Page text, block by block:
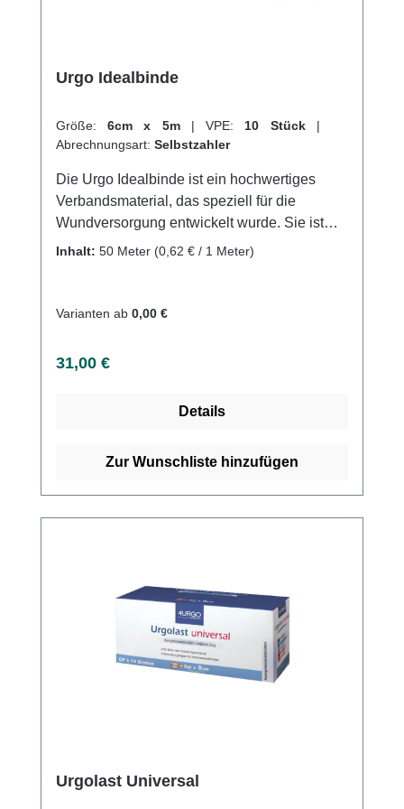
Urgo Idealbinde
Größe: 6cm x 5m | VPE: 10 Stück |
Abrechnungsart: Selbstzahler
Die Urgo Idealbinde ist ein hochwertiges
Verbandsmaterial, das speziell für die
Wundversorgung entwickelt wurde. Sie ist
besonders haftvermögen und sorgt für eine
Wasserdurchlässigkeit und Atmungsaktivität
selbsthaftend und ermöglicht eine flexible
Verrutschen. Sie ist keimfrei und schützt vor
hautfreundlich und verursacht keine
Wiederverwendbarkeit ist die Urgo Idealbinde
ein vielseitiges und praktisches
Verbandsmaterial für den täglichen
Gebrauch. Weitere Informationen des
Herstellers Kaufen Sie jetzt Urgo Idealbinden
Inhalt: 50 Meter (0,62 € / 1 Meter)
Varianten ab 0,00 €
Regulärer Preis:
31,00 €
Details
Zur Wunschliste hinzufügen
Urgolast Universal